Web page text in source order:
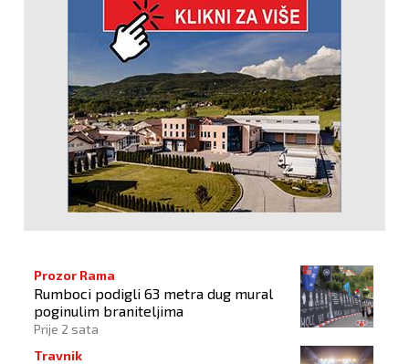
Prozor Rama
Rumboci podigli 63 metra dug mural
poginulim braniteljima
Prije 2 sata
Travnik